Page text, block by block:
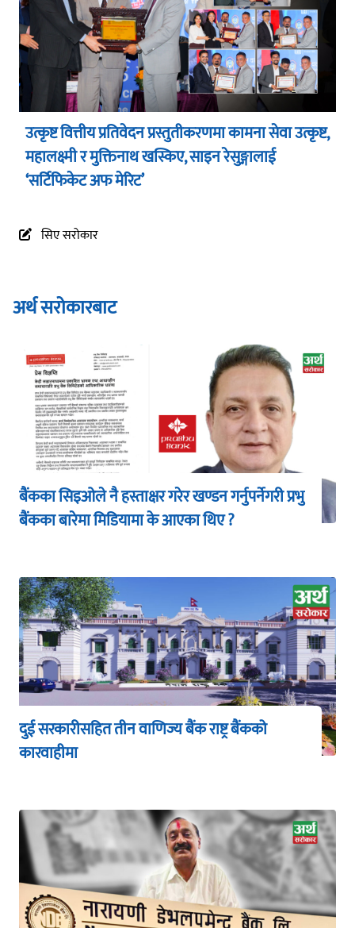
उत्कृष्ट वित्तीय प्रतिवेदन प्रस्तुतीकरणमा कामना सेवा उत्कृष्ट,
महालक्ष्मी र मुक्तिनाथ खस्किए, साइन रेसुङ्गालाई
‘सर्टिफिकेट अफ मेरिट’
सिए सरोकार
अर्थ सरोकारबाट
बैंकका सिइओले नै हस्ताक्षर गरेर खण्डन गर्नुपर्नेगरी प्रभु
बैंकका बारेमा मिडियामा के आएका थिए ?
दुई सरकारीसहित तीन वाणिज्य बैंक राष्ट्र बैंकको
कारवाहीमा